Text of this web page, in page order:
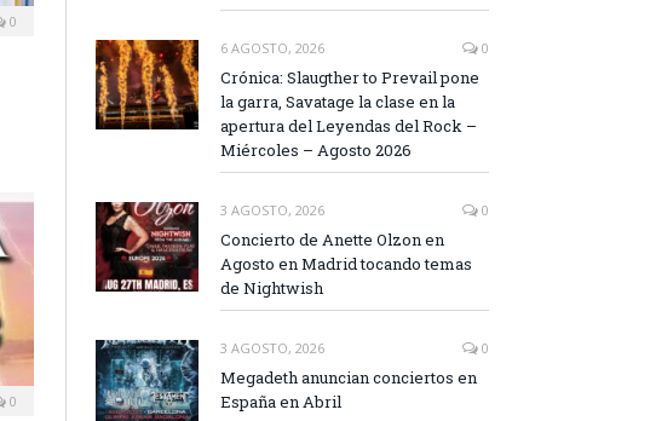
0
0
6 AGOSTO, 2026 0
Crónica: Slaugther to Prevail pone
la garra, Savatage la clase en la
apertura del Leyendas del Rock –
Miércoles – Agosto 2026
3 AGOSTO, 2026 0
Concierto de Anette Olzon en
Agosto en Madrid tocando temas
de Nightwish
3 AGOSTO, 2026 0
Megadeth anuncian conciertos en
España en Abril